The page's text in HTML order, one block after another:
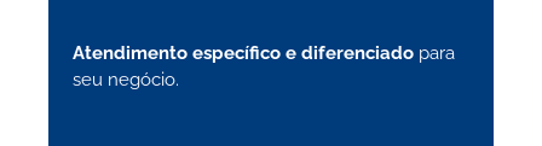
Atendimento específico e diferenciado para
seu negócio.